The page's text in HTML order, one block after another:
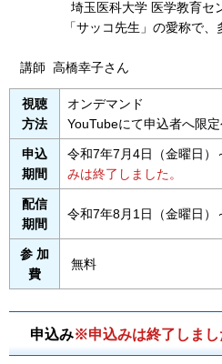
埼玉医科大学 医学教育セン
「サッコ先生」の愛称で、多
講師 高橋幸子さん
視聴
方法
オンデマンド
YouTubeにて申込者へ限
申込
期間
令和7年7月4日（金曜日）
みは終了しました。
配信
期間
令和7年8月1日（金曜日）
参 加
費
無料
申込み※申込みは終了しまし